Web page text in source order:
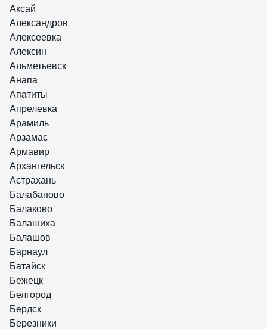
Аксай
Александров
Алексеевка
Алексин
Альметьевск
Анапа
Апатиты
Апрелевка
Арамиль
Арзамас
Армавир
Архангельск
Астрахань
Балабаново
Балаково
Балашиха
Балашов
Барнаул
Батайск
Бежецк
Белгород
Бердск
Березники